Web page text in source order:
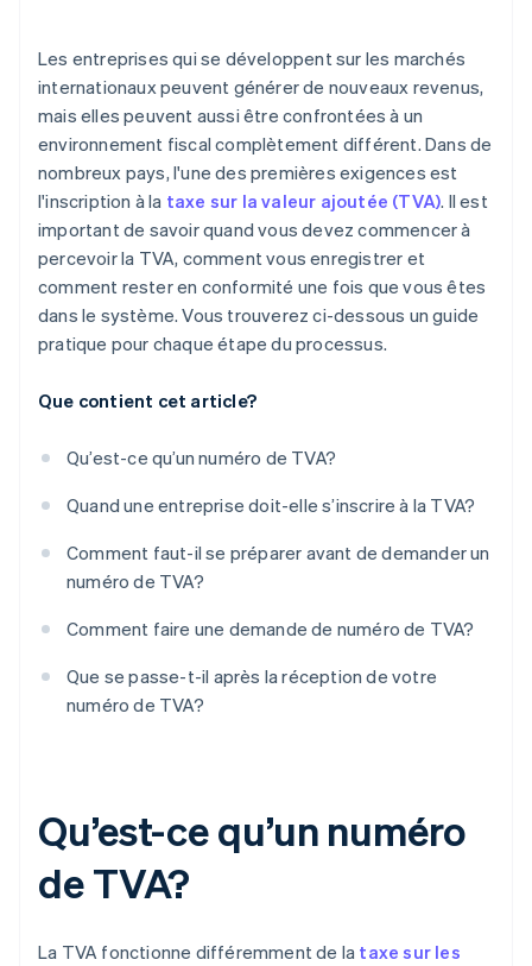
Représentant fiscal
dépensez
Remplir les déclarations de TVA et payer à temps
Les entreprises qui se développent sur les marchés
internationaux peuvent générer de nouveaux revenus,
mais elles peuvent aussi être confrontées à un
environnement fiscal complètement différent. Dans de
nombreux pays, l'une des premières exigences est
l'inscription à la taxe sur la valeur ajoutée (TVA). Il est
important de savoir quand vous devez commencer à
percevoir la TVA, comment vous enregistrer et
comment rester en conformité une fois que vous êtes
dans le système. Vous trouverez ci-dessous un guide
pratique pour chaque étape du processus.
Que contient cet article?
Qu’est-ce qu’un numéro de TVA?
Quand une entreprise doit-elle s’inscrire à la TVA?
Comment faut-il se préparer avant de demander un
numéro de TVA?
Comment faire une demande de numéro de TVA?
Que se passe-t-il après la réception de votre
numéro de TVA?
Qu’est-ce qu’un numéro
de TVA?
La TVA fonctionne différemment de la taxe sur les